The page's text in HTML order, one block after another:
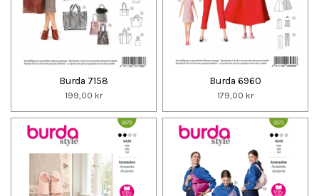
Burda 7158
199,00 kr
Burda 6960
179,00 kr